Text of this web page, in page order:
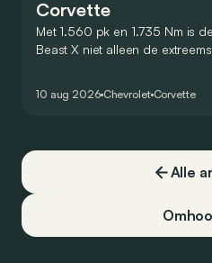
Corvette
Met 1.560 pk en 1.735 Nm is
Beast X niet alleen de
10 aug 2026 Chevrolet Corvette
Alle